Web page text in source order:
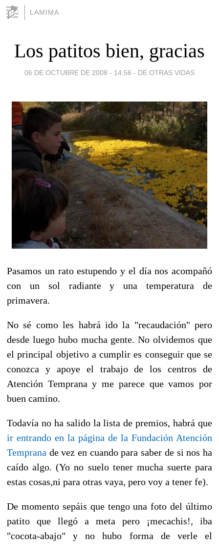
LAMIMA
Los patitos bien, gracias
06 DE OCTUBRE DE 2008 - 14:56 - DE OTRAS VIDAS
Pasamos un rato estupendo y el día nos acompañó
con un sol radiante y una temperatura de
primavera.
No sé como les habrá ido la "recaudación" pero
desde luego hubo mucha gente. No olvidemos que
el principal objetivo a cumplir es conseguir que se
conozca y apoye el trabajo de los centros de
Atención Temprana y me parece que vamos por
buen camino.
Todavía no ha salido la lista de premios, habrá que
ir entrando en la página de la Fundación Atención
Temprana de vez en cuando para saber de si nos ha
caído algo. (Yo no suelo tener mucha suerte para
estas cosas,ni para otras vaya, pero voy a tener fe).
De momento sepáis que tengo una foto del último
patito que llegó a meta pero ¡mecachis!, iba
"cocota-abajo" y no hubo forma de verle el